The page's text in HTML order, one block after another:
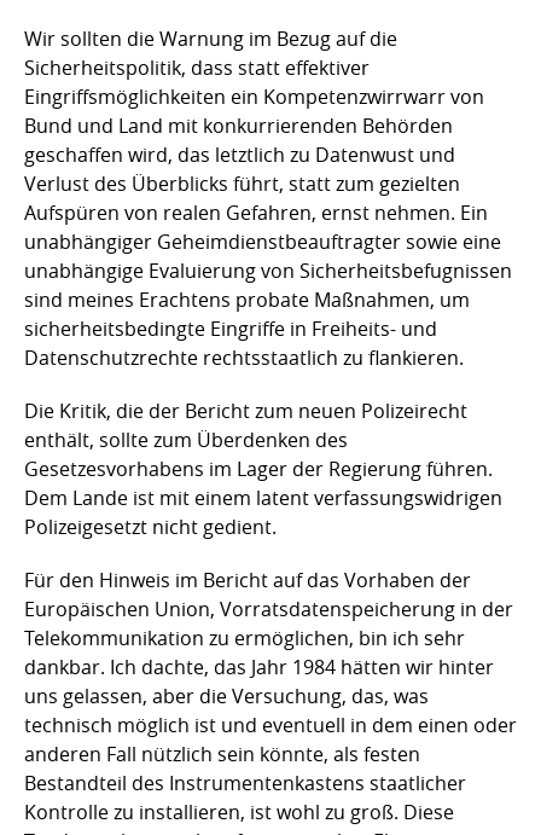
Wir sollten die Warnung im Bezug auf die
Sicherheitspolitik, dass statt effektiver
Eingriffsmöglichkeiten ein Kompetenzwirrwarr von
Bund und Land mit konkurrierenden Behörden
geschaffen wird, das letztlich zu Datenwust und
Verlust des Überblicks führt, statt zum gezielten
Aufspüren von realen Gefahren, ernst nehmen. Ein
unabhängiger Geheimdienstbeauftragter sowie eine
unabhängige Evaluierung von Sicherheitsbefugnissen
sind meines Erachtens probate Maßnahmen, um
sicherheitsbedingte Eingriffe in Freiheits- und
Datenschutzrechte rechtsstaatlich zu flankieren.
Die Kritik, die der Bericht zum neuen Polizeirecht
enthält, sollte zum Überdenken des
Gesetzesvorhabens im Lager der Regierung führen.
Dem Lande ist mit einem latent verfassungswidrigen
Polizeigesetzt nicht gedient.
Für den Hinweis im Bericht auf das Vorhaben der
Europäischen Union, Vorratsdatenspeicherung in der
Telekommunikation zu ermöglichen, bin ich sehr
dankbar. Ich dachte, das Jahr 1984 hätten wir hinter
uns gelassen, aber die Versuchung, das, was
technisch möglich ist und eventuell in dem einen oder
anderen Fall nützlich sein könnte, als festen
Bestandteil des Instrumentenkastens staatlicher
Kontrolle zu installieren, ist wohl zu groß. Diese